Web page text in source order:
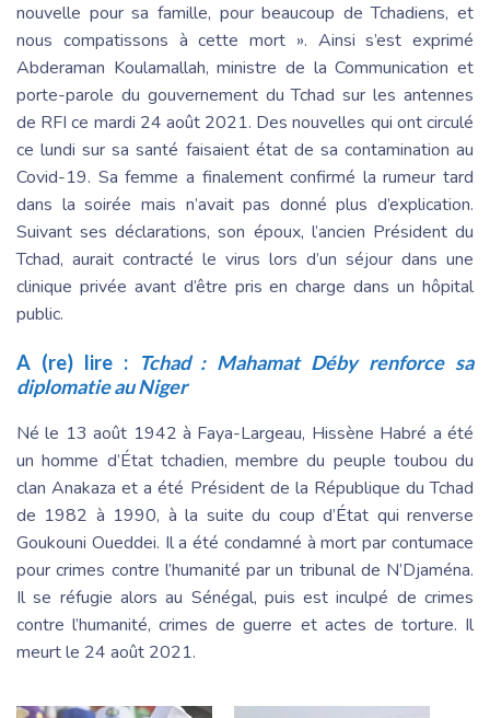
nouvelle pour sa famille, pour beaucoup de Tchadiens, et
nous compatissons à cette mort ». Ainsi s’est exprimé
Abderaman Koulamallah, ministre de la Communication et
porte-parole du gouvernement du Tchad sur les antennes
de RFI ce mardi 24 août 2021. Des nouvelles qui ont circulé
ce lundi sur sa santé faisaient état de sa contamination au
Covid-19. Sa femme a finalement confirmé la rumeur tard
dans la soirée mais n’avait pas donné plus d’explication.
Suivant ses déclarations, son époux, l’ancien Président du
Tchad, aurait contracté le virus lors d’un séjour dans une
clinique privée avant d’être pris en charge dans un hôpital
public.
A (re) lire : Tchad : Mahamat Déby renforce sa
diplomatie au Niger
Né le 13 août 1942 à Faya-Largeau, Hissène Habré a été
un homme d’État tchadien, membre du peuple toubou du
clan Anakaza et a été Président de la République du Tchad
de 1982 à 1990, à la suite du coup d’État qui renverse
Goukouni Oueddei. Il a été condamné à mort par contumace
pour crimes contre l’humanité par un tribunal de N’Djaména.
Il se réfugie alors au Sénégal, puis est inculpé de crimes
contre l’humanité, crimes de guerre et actes de torture. Il
meurt le 24 août 2021.